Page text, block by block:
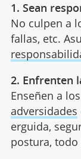
1. Sean
No culpen a
fallas, etc.
2. Enfrenten
Enseñen a
adversidades
erguida,
postura,